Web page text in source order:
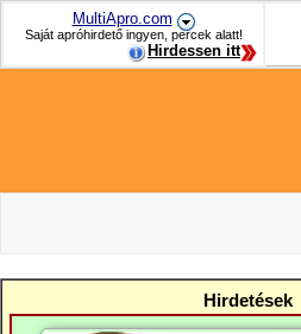
MultiApro.com
Saját apróhirdető ingyen, percek alatt!
Hirdessen itt
Hirdetések